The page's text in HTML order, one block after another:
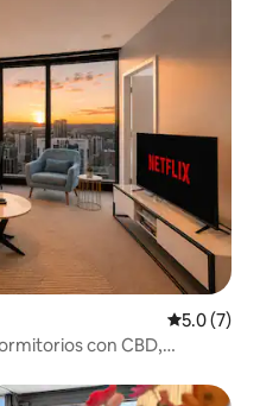
5.0 (7)
con CBD,